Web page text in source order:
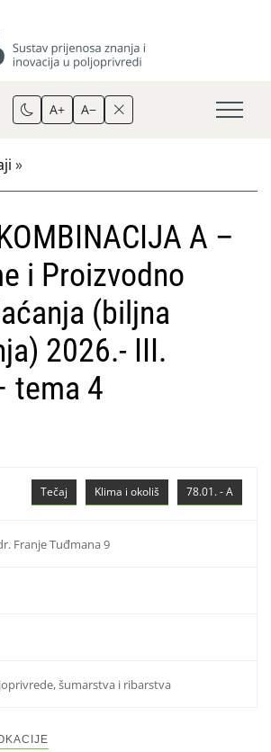
A+ A−
»
A –
i Proizvodno
(biljna
2026.- III.
tema 4
78.01. - A
Klima i okoliš
Tečaj
Franje Tuđmana 9
šumarstva i ribarstva